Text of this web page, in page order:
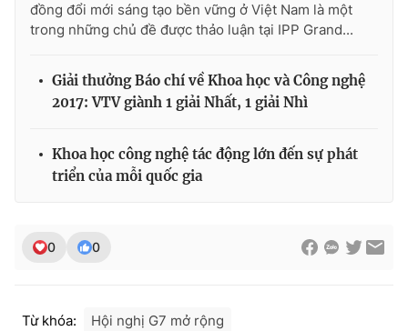
đồng đổi mới sáng tạo bền vững ở Việt Nam là một
trong những chủ đề được thảo luận tại IPP Grand...
Giải thưởng Báo chí về Khoa học và Công nghệ
2017: VTV giành 1 giải Nhất, 1 giải Nhì
Khoa học công nghệ tác động lớn đến sự phát
triển của mỗi quốc gia
0 0
Từ khóa:
Hội nghị G7 mở rộng